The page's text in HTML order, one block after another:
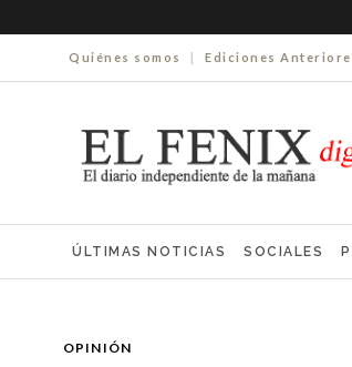
Quiénes somos | Ediciones
ÚLTIMAS NOTICIAS SOCIALES
OPINIÓN